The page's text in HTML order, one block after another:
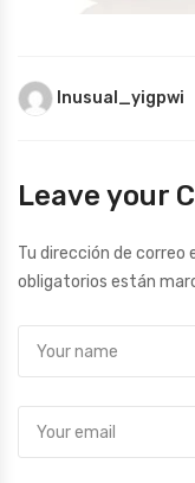
Inusual_yigpwi
Leave your
Tu dirección de correo
obligatorios están